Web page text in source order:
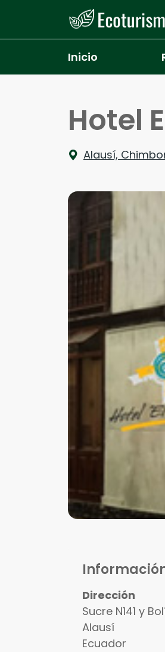
Pasar al contenido principal
Inicio
Hotel
Alausí,
Dirección
Sucre N141 y
Alausí
Ecuador